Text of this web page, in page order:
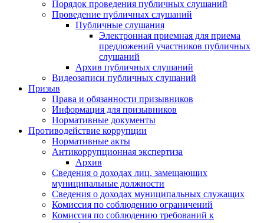
Порядок проведения публичных слушаний
Проведение публичных слушаний
Публичные слушания
Электронная приемная для приема
предложений участников публичных
слушаний
Архив публичных слушаний
Видеозаписи публичных слушаний
Призыв
Права и обязанности призывников
Информация для призывников
Нормативные документы
Противодействие коррупции
Нормативные акты
Антикоррупционная экспертиза
Архив
Сведения о доходах лиц, замещающих
муниципальные должности
Сведения о доходах муниципальных служащих
Комиссия по соблюдению ограничений
Комиссия по соблюдению требований к